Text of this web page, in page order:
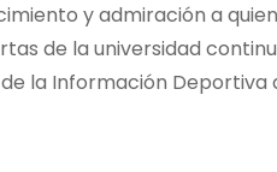
y admiración a
de la universidad
la Información Deportiva